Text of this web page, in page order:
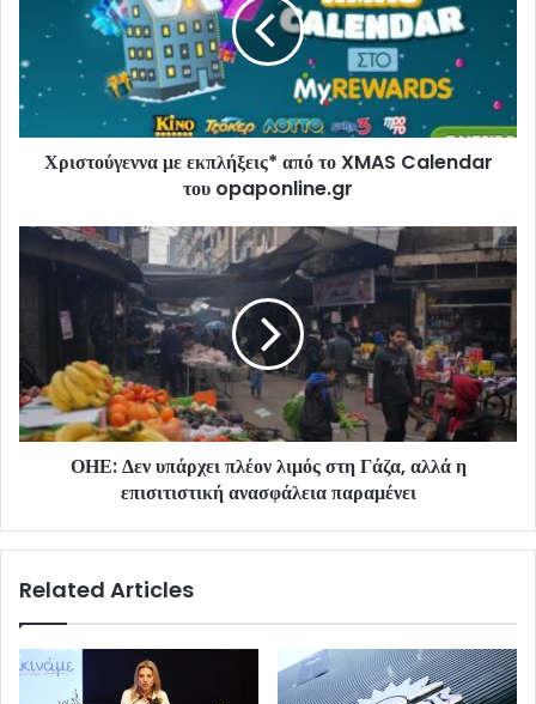
Χριστούγεννα με εκπλήξεις* από το XMAS Calendar
του opaponline.gr
ΟΗΕ: Δεν υπάρχει πλέον λιμός στη Γάζα, αλλά η
επισιτιστική ανασφάλεια παραμένει
Related Articles